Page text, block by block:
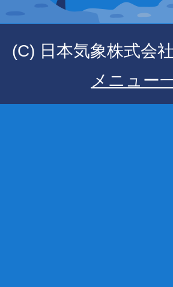
(C) 日本気象株式会社
メニュー